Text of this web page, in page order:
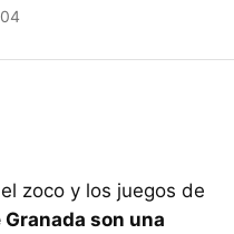
zoco y los juegos de
son una